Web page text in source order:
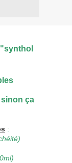
ça
: